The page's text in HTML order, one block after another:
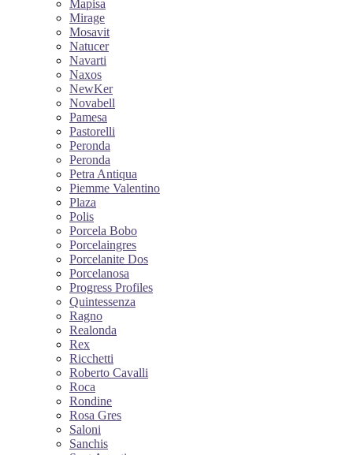
Mapisa
Mirage
Mosavit
Natucer
Navarti
Naxos
NewKer
Novabell
Pamesa
Pastorelli
Peronda
Peronda
Petra Antiqua
Piemme Valentino
Plaza
Polis
Porcela Bobo
Porcelaingres
Porcelanite Dos
Porcelanosa
Progress Profiles
Quintessenza
Ragno
Realonda
Rex
Ricchetti
Roberto Cavalli
Roca
Rondine
Rosa Gres
Saloni
Sanchis